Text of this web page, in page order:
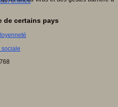
sociale
de certains pays